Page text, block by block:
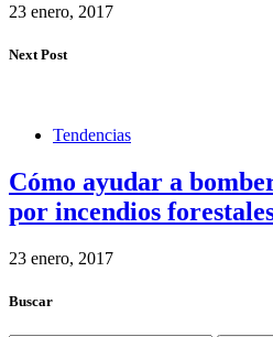
23 enero, 2017
Next Post
Tendencias
Cómo ayudar a
por incendios
23 enero, 2017
Buscar